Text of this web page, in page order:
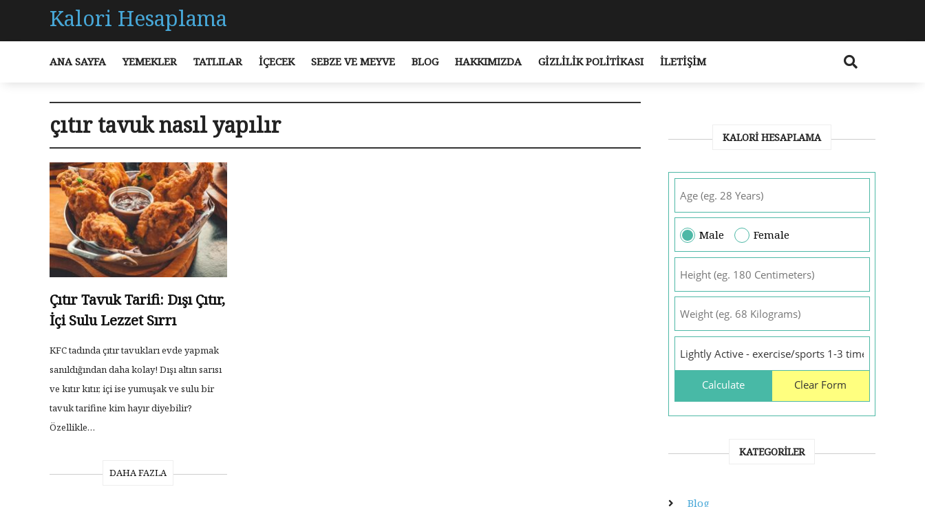
Kalori Hesaplama
ANA SAYFA YEMEKLER TATLILAR İÇECEK SEBZE VE MEYVE BLOG HAKKIMIZDA GIZLILIK POLITIKASI İLETIŞIM
çıtır tavuk nasıl yapılır
Çıtır Tavuk Tarifi: Dışı Çıtır,
İçi Sulu Lezzet Sırrı
KFC tadında çıtır tavukları evde yapmak
sanıldığından daha kolay! Dışı altın sarısı
ve kıtır kıtır, içi ise yumuşak ve sulu bir
tavuk tarifine kim hayır diyebilir?
Özellikle…
DAHA FAZLA
KALORI HESAPLAMA
Male Female
KATEGORILER
Blog